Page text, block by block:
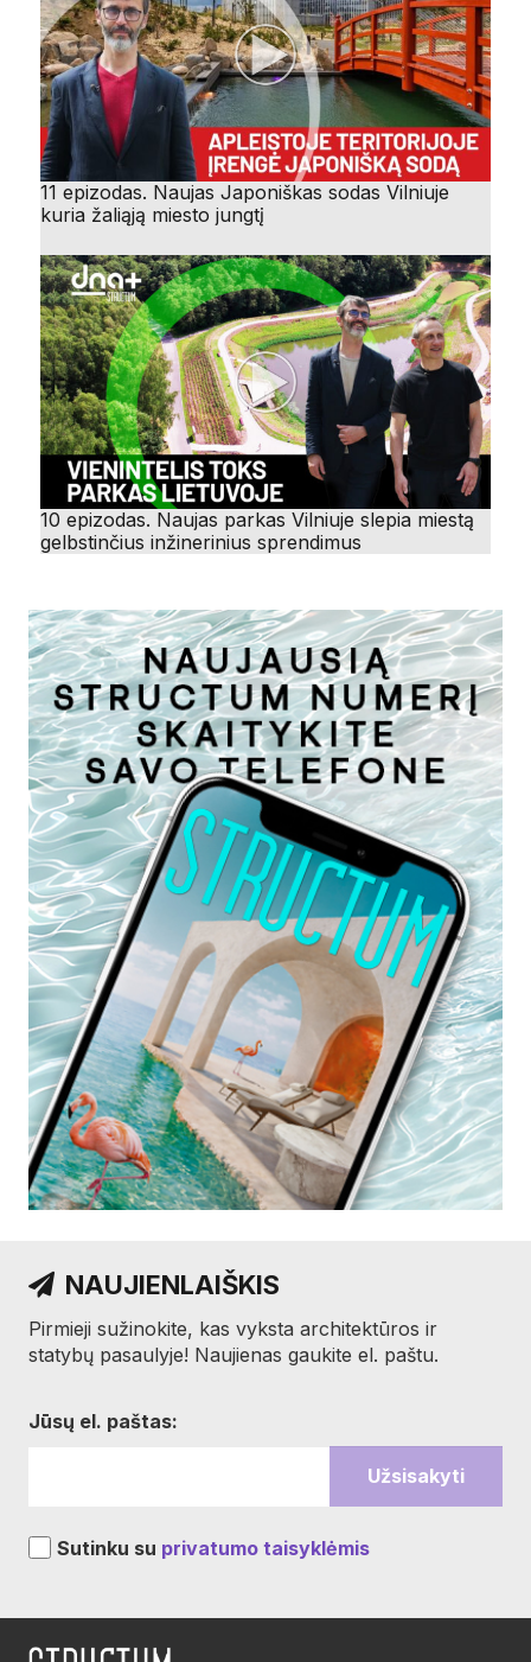
11 epizodas. Naujas Japoniškas sodas Vilniuje
kuria žaliąją miesto jungtį
10 epizodas. Naujas parkas Vilniuje slepia miestą
gelbstinčius inžinerinius sprendimus
NAUJIENLAIŠKIS
Pirmieji sužinokite, kas vyksta architektūros ir
statybų pasaulyje! Naujienas gaukite el. paštu.
Jūsų el. paštas:
Sutinku su privatumo taisyklėmis